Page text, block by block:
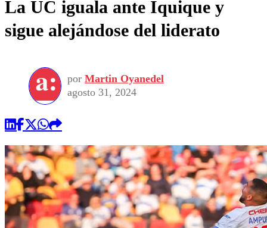
La UC iguala ante Iquique y
sigue alejándose del liderato
por Martin Oyanedel
agosto 31, 2024